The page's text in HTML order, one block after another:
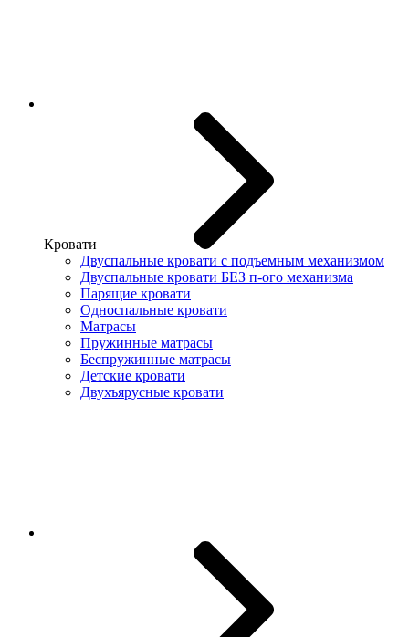
Кровати
Двуспальные кровати с подъемным механизмом
Двуспальные кровати БЕЗ п-ого механизма
Парящие кровати
Односпальные кровати
Матрасы
Пружинные матрасы
Беспружинные матрасы
Детские кровати
Двухъярусные кровати